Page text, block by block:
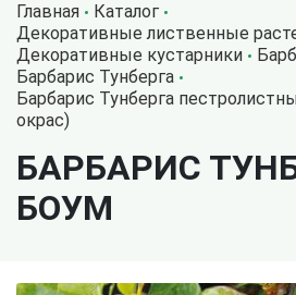
Главная
Каталог
Декоративные лиственные
Декоративные кустарники
Барбарис Тунберга
Барбарис Тунберга
окрас)
БАРБАРИС
БОУМ